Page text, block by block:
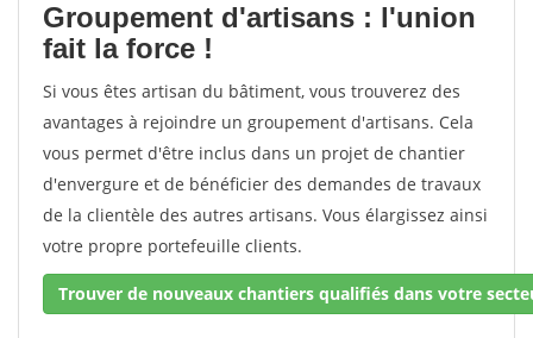
Groupement d'artisans : l'union
fait la force !
Si vous êtes artisan du bâtiment, vous trouverez des
avantages à rejoindre un groupement d'artisans. Cela
vous permet d'être inclus dans un projet de chantier
d'envergure et de bénéficier des demandes de travaux
de la clientèle des autres artisans. Vous élargissez ainsi
votre propre portefeuille clients.
Trouver de nouveaux chantiers qualifiés dans votre